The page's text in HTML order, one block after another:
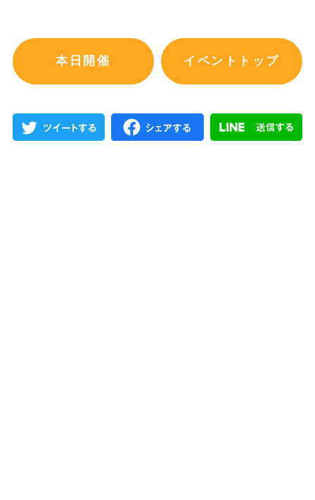
本日開催 イベントトップ